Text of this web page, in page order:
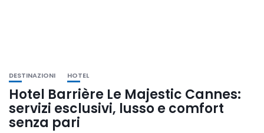
DESTINAZIONI HOTEL
Hotel Barrière Le Majestic Cannes:
servizi esclusivi, lusso e comfort
senza pari